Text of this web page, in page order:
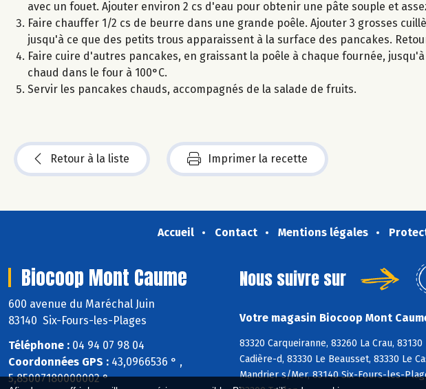
avec un fouet. Ajouter environ 2 cs d'eau pour obtenir une pâte souple et
Faire chauffer 1/2 cs de beurre dans une grande poêle. Ajouter 3 grosses
jusqu'à ce que des petits trous apparaissent à la surface des pancakes.
Faire cuire d'autres pancakes, en graissant la poêle à chaque fournée,
chaud dans le four à 100°C.
Servir les pancakes chauds, accompagnés de la salade de fruits.
Retour à la liste Imprimer la recette
Accueil Contact Mentions légales
Biocoop Mont Caume
600 avenue du Maréchal Juin
83140 Six-Fours-les-Plages
Téléphone : 04 94 07 98 04
Coordonnées GPS : 43,0966536 ° ,
5,85007180000002 °
Nous suivre sur
Votre magasin Biocoop Mont
83320 Carqueiranne, 83260 La Crau,
Cadière-d, 83330 Le Beausset, 83330 Le
Mandrier s/Mer, 83140 Six-Fours-les-